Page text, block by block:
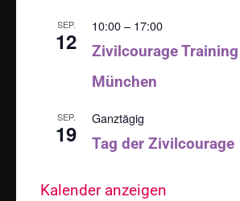
SEP.
12
10:00– 17:00
Zivilcourage
München
SEP.
19
Ganztägig
Tag der Zivilcourage
Kalender anzeigen